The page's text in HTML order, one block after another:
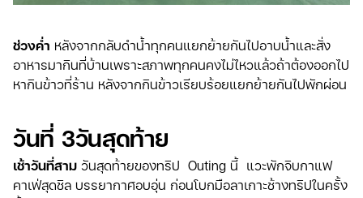
ช่วงค่ำ หลังจากกลับดำน้ำทุกคนแยกย้ายกันไปอาบน้ำและสั่ง
อาหารมากินที่บ้านเพราะสภาพทุกคนคงไม่ไหวแล้วถ้าต้องออกไป
หากินข้าวที่ร้าน หลังจากกินข้าวเรียบร้อยแยกย้ายกันไปพักผ่อน
วันที่ 3วันสุดท้าย
เช้าวันที่สาม วันสุดท้ายของทริป Outing นี้ แวะพักจิบกาแฟ
คาเฟ่สุดชิล บรรยากาศอบอุ่น ก่อนโบกมือลาเกาะช้างทริปในครั้ง